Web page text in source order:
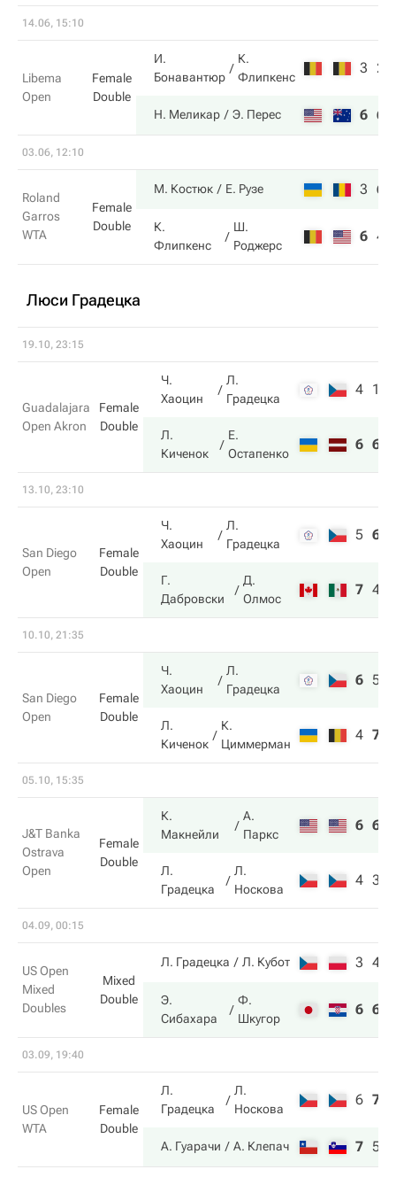
14.06, 15:10
Libema
Open
Female
Double
И.
Бонавантюр
К.
Флипкенс
3 2
Н. Меликар Э. Перес 6 6
03.06, 12:10
Roland
Garros
WTA
Female
Double
М. Костюк Е. Рузе 3 6
К.
Флипкенс
Ш.
Роджерс
6 4
Люси Градецка
19.10, 23:15
Guadalajara
Open Akron
Female
Double
Ч.
Хаоцин
Л.
Градецка
4 1
Л.
Киченок
Е.
Остапенко
6 6
13.10, 23:10
San Diego
Open
Female
Double
Ч.
Хаоцин
Л.
Градецка
5 6
Г.
Дабровски
Д.
Олмос
7 4
10.10, 21:35
San Diego
Open
Female
Double
Ч.
Хаоцин
Л.
Градецка
6 5
Л.
Киченок
К.
Циммерман
4 7
05.10, 15:35
J&T Banka
Ostrava
Open
Female
Double
К.
Макнейли
А.
Паркс
6 6
Л.
Градецка
Л.
Носкова
4 3
04.09, 00:15
US Open
Mixed
Doubles
Mixed
Double
Л. Градецка Л. Кубот 3 4
Э.
Сибахара
Ф.
Шкугор
6 6
03.09, 19:40
US Open
WTA
Female
Double
Л.
Градецка
Л.
Носкова
6 7
А. Гуарачи А. Клепач 7 5